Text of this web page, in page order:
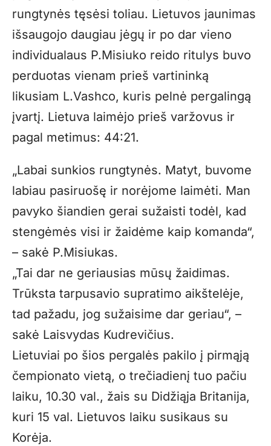
rungtynės tęsėsi toliau. Lietuvos jaunimas
išsaugojo daugiau jėgų ir po dar vieno
individualaus P.Misiuko reido ritulys buvo
perduotas vienam prieš vartininką
likusiam L.Vashco, kuris pelnė pergalingą
įvartį. Lietuva laimėjo prieš varžovus ir
pagal metimus: 44:21.
„Labai sunkios rungtynės. Matyt, buvome
labiau pasiruošę ir norėjome laimėti. Man
pavyko šiandien gerai sužaisti todėl, kad
stengėmės visi ir žaidėme kaip komanda“,
– sakė P.Misiukas.
„Tai dar ne geriausias mūsų žaidimas.
Trūksta tarpusavio supratimo aikštelėje,
tad pažadu, jog sužaisime dar geriau“, –
sakė Laisvydas Kudrevičius.
Lietuviai po šios pergalės pakilo į pirmąją
čempionato vietą, o trečiadienį tuo pačiu
laiku, 10.30 val., žais su Didžiąja Britanija,
kuri 15 val. Lietuvos laiku susikaus su
Korėja.